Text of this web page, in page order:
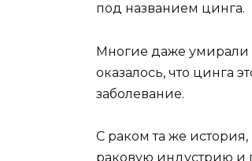
под названием цинга.
Многие даже умирали
оказалось, что цинга
заболевание.
С раком та же
раковую индустрию и